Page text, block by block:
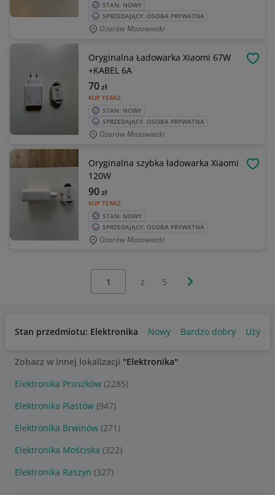
STAN: NOWY
SPRZEDAJĄCY: OSOBA PRYWATNA
Ożarów Mazowiecki
Oryginalna Ładowarka Xiaomi 67W
+KABEL 6A
KUP TERAZ
70zł
STAN: NOWY
SPRZEDAJĄCY: OSOBA PRYWATNA
Ożarów Mazowiecki
Oryginalna szybka ładowarka Xiaomi
120W
KUP TERAZ
90zł
STAN: NOWY
SPRZEDAJĄCY: OSOBA PRYWATNA
Ożarów Mazowiecki
z 5 Następna strona
Stan przedmiotu: Elektronika Nowy Bardzo dobry
Zobacz w innej lokalizacji "Elektronika"
Elektronika Pruszków (2285)
Elektronika Piastów (947)
Elektronika Brwinów (271)
Elektronika Mościska (322)
Elektronika Raszyn (327)